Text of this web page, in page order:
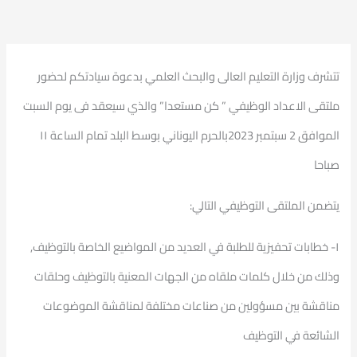
تتشرف وزارة التعليم العالى والبحث العلمي بدعوة سيادتكم لحضور
ملتقى الاعداد الوظيفي ” كن مستعدا” والذي سيعقد فى يوم السبت
الموافق 2 سبتمبر 2023بالحرم اليوناني بوسط البلد تمام الساعة ١١
صباحا
يتضمن الملتقى التوظيفي التالي:
١- خطابات تحفيزية للطلبة في العديد من المواضيع الخاصة بالتوظيف٫
وذلك من خلال كلمات ملقاه من الجهات المعنية بالتوظيف وحلقات
مناقشة بين مسؤولين من صناعات مختلفة لمناقشة الموضوعات
الشائعة في التوظيف